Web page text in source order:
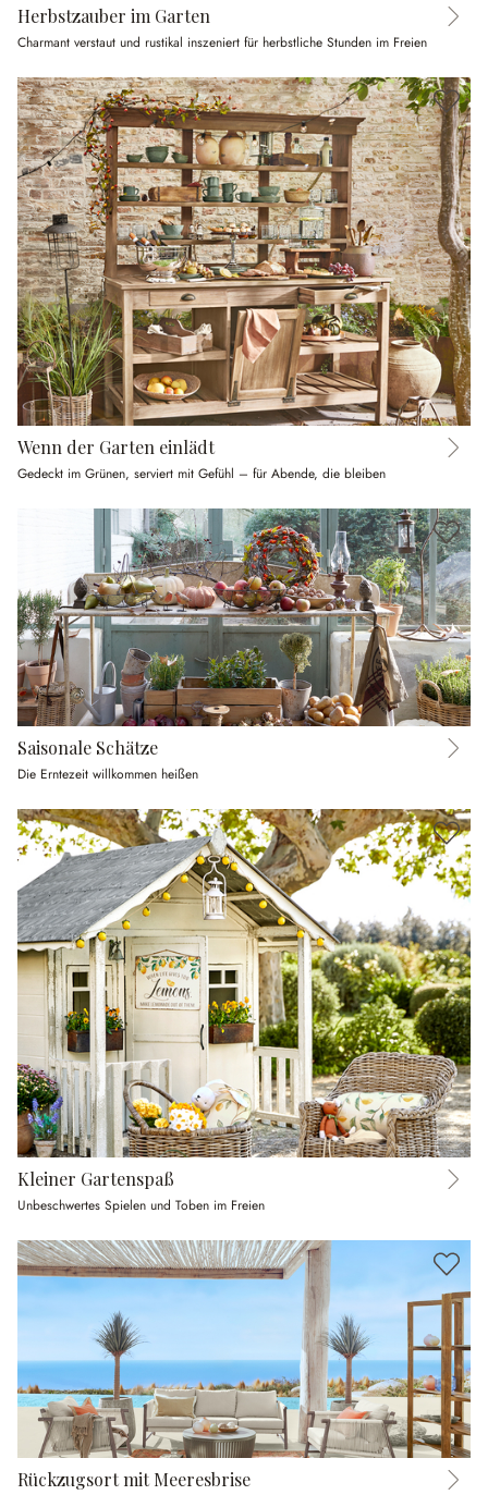
Herbstzauber im Garten
Charmant verstaut und rustikal inszeniert für herbstliche Stunden im Freien
Wenn der Garten einlädt
Gedeckt im Grünen, serviert mit Gefühl – für Abende, die bleiben
Saisonale Schätze
Die Erntezeit willkommen heißen
Kleiner Gartenspaß
Unbeschwertes Spielen und Toben im Freien
Rückzugsort mit Meeresbrise